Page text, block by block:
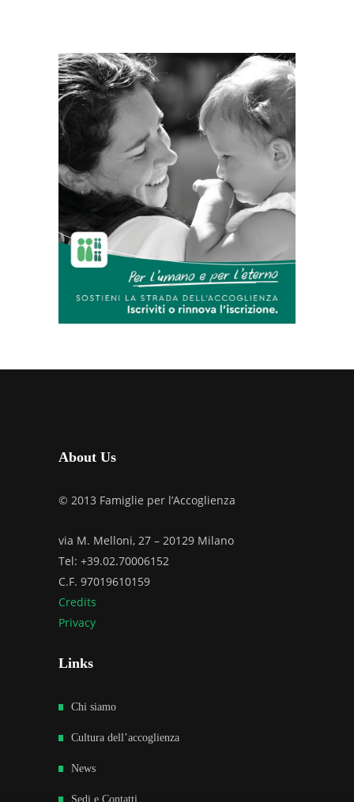
About Us
© 2013 Famiglie per l’Accoglienza
via M. Melloni, 27 – 20129 Milano
Tel: +39.02.70006152
C.F. 97019610159
Credits
Privacy
Links
Chi siamo
Cultura dell’accoglienza
News
Sedi e Contatti